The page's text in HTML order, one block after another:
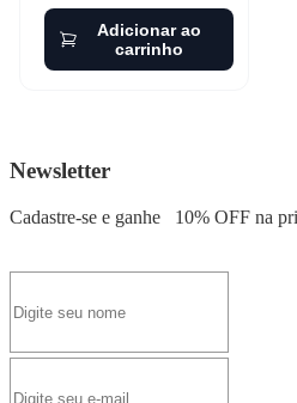
Adicionar ao
carrinho
Newsletter
Cadastre-se e ganhe 10% OFF na